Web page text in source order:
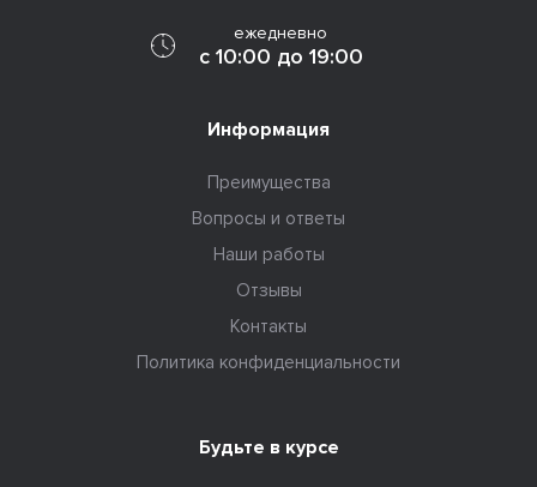
ежедневно
с 10:00 до 19:00
Информация
Преимущества
Вопросы и ответы
Наши работы
Отзывы
Контакты
Политика конфиденциальности
Будьте в курсе